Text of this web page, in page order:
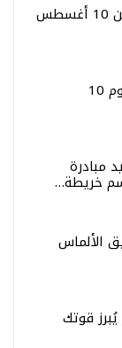
توقعـات الأبراج اليوم الاثنين 10 أغسطس
توقعـات الأبراج لمواليد اليوم 10
مبادرة
الألماس
قوتك